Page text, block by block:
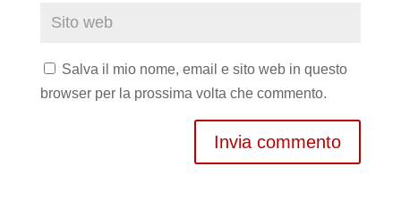
Salva il mio nome, email e sito web in questo
browser per la prossima volta che commento.